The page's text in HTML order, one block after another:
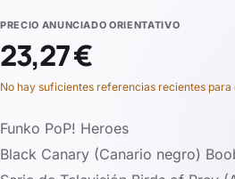
PRECIO ANUNCIADO ORIENTATIVO
23,27 €
No hay suficientes referencias recientes
Funko PoP! Heroes
Black Canary (Canario negro)